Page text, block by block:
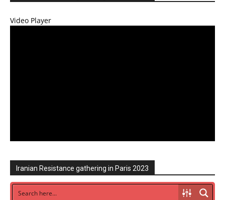
Video Player
Iranian Resistance gathering in Paris 2023